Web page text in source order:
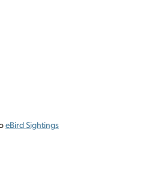
eBird Sightings